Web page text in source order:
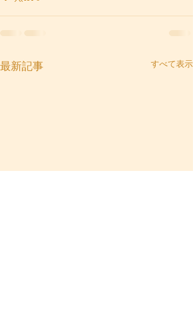
最新記事 すべて表示